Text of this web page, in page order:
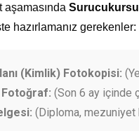
aşamasında
hazırlamanız gerekenler:
(Kimlik) Fotokopisi:
(Son 6 ay içinde
(Diploma,